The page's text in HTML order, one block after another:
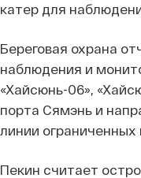
катер для
Береговая охрана
наблюдения и
«Хайсюнь-06»,
порта Сямэнь и
линии ограниченных
Пекин считает